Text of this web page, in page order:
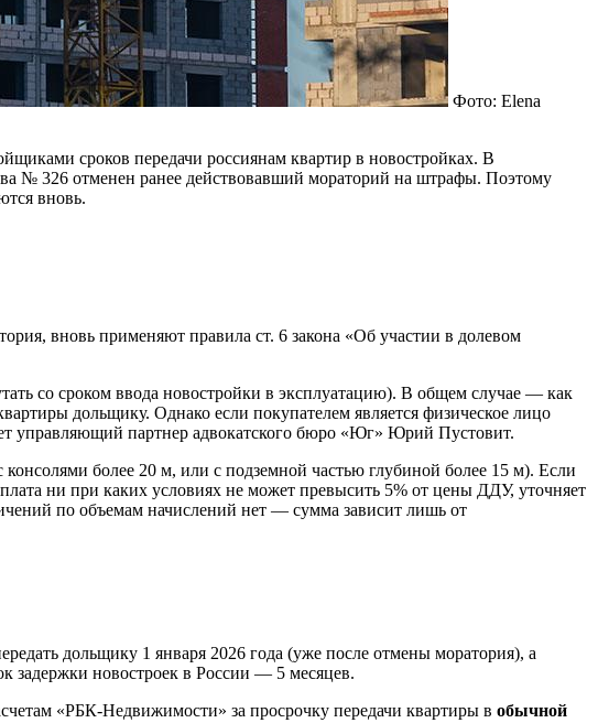
Фото: Elena
сроков передачи россиянам квартир в новостройках. В
№ 326 отменен ранее действовавший мораторий на штрафы. Поэтому
вновь.
вновь применяют правила ст. 6 закона «Об участии в долевом
со сроком ввода новостройки в эксплуатацию). В общем случае — как
дольщику. Однако если покупателем является физическое лицо
управляющий партнер адвокатского бюро «Юг» Юрий Пустовит.
более 20 м, или с подземной частью глубиной более 15 м). Если
ни при каких условиях не может превысить 5% от цены ДДУ, уточняет
по объемам начислений нет — сумма зависит лишь от
дольщику 1 января 2026 года (уже после отмены моратория), а
задержки новостроек в России — 5 месяцев.
«РБК-Недвижимости» за просрочку передачи квартиры в обычной